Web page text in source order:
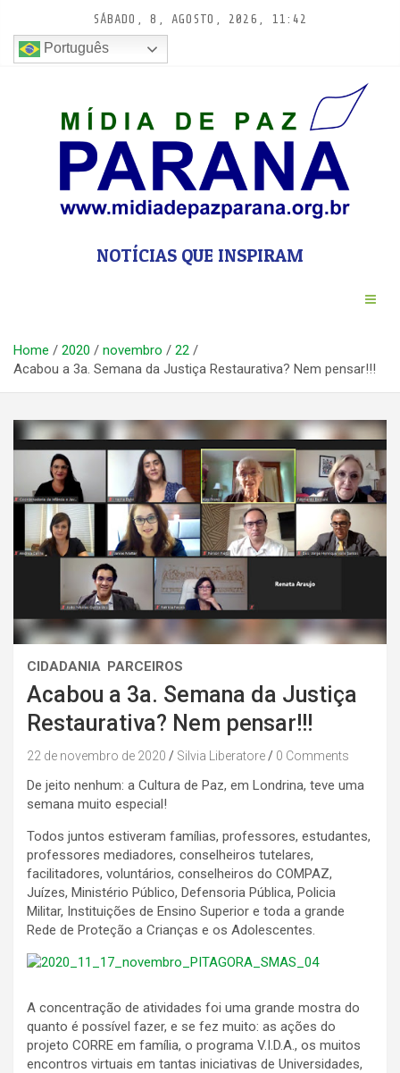
conteúdo
SÁBADO, 8, AGOSTO, 2026, 11:42
Português
NOTÍCIAS QUE INSPIRAM
Home 2020 novembro
22
Acabou a 3a. Semana da Justiça Restaurativa? Nem pensar!!!
CIDADANIA PARCEIROS
Acabou a 3a. Semana da Justiça
Restaurativa? Nem pensar!!!
22 de novembro de 2020 Silvia Liberatore 0 Comments
De jeito nenhum: a Cultura de Paz, em Londrina, teve uma
semana muito especial!
Todos juntos estiveram famílias, professores, estudantes,
professores mediadores, conselheiros tutelares,
facilitadores, voluntários, conselheiros do COMPAZ,
Juízes, Ministério Público, Defensoria Pública, Policia
Militar, Instituições de Ensino Superior e toda a grande
Rede de Proteção a Crianças e os Adolescentes.
A concentração de atividades foi uma grande mostra do
quanto é possível fazer, e se fez muito: as ações do
projeto CORRE em família, o programa V.I.D.A., os muitos
encontros virtuais em tantas iniciativas de Universidades,